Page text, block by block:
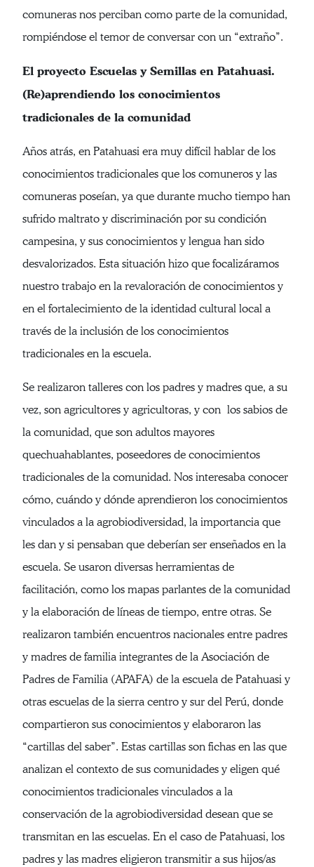
comuneras nos perciban como parte de la comunidad,
rompiéndose el temor de conversar con un “extraño”.
El proyecto Escuelas y Semillas en Patahuasi.
(Re)aprendiendo los conocimientos
tradicionales de la comunidad
Años atrás, en Patahuasi era muy difícil hablar de los
conocimientos tradicionales que los comuneros y las
comuneras poseían, ya que durante mucho tiempo han
sufrido maltrato y discriminación por su condición
campesina, y sus conocimientos y lengua han sido
desvalorizados. Esta situación hizo que focalizáramos
nuestro trabajo en la revaloración de conocimientos y
en el fortalecimiento de la identidad cultural local a
través de la inclusión de los conocimientos
tradicionales en la escuela.
Se realizaron talleres con los padres y madres que, a su
vez, son agricultores y agricultoras, y con los sabios de
la comunidad, que son adultos mayores
quechuahablantes, poseedores de conocimientos
tradicionales de la comunidad. Nos interesaba conocer
cómo, cuándo y dónde aprendieron los conocimientos
vinculados a la agrobiodiversidad, la importancia que
les dan y si pensaban que deberían ser enseñados en la
escuela. Se usaron diversas herramientas de
facilitación, como los mapas parlantes de la comunidad
y la elaboración de líneas de tiempo, entre otras. Se
realizaron también encuentros nacionales entre padres
y madres de familia integrantes de la Asociación de
Padres de Familia (APAFA) de la escuela de Patahuasi y
otras escuelas de la sierra centro y sur del Perú, donde
compartieron sus conocimientos y elaboraron las
“cartillas del saber”. Estas cartillas son fichas en las que
analizan el contexto de sus comunidades y eligen qué
conocimientos tradicionales vinculados a la
conservación de la agrobiodiversidad desean que se
transmitan en las escuelas. En el caso de Patahuasi, los
padres y las madres eligieron transmitir a sus hijos/as